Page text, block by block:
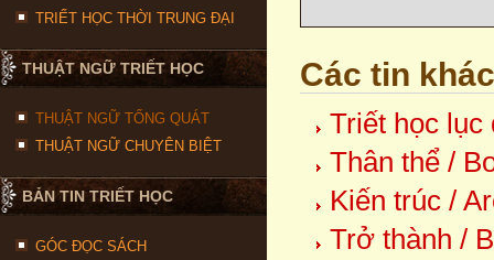
TRIẾT HỌC THỜI TRUNG ĐẠI
THUẬT NGỮ TRIẾT HỌC
THUẬT NGỮ TỔNG QUÁT
THUẬT NGỮ CHUYÊN BIỆT
BẢN TIN TRIẾT HỌC
GÓC ĐỌC SÁCH
Các tin khác
Triết học lục
Thân thể /
Kiến trúc /
Trở thành /